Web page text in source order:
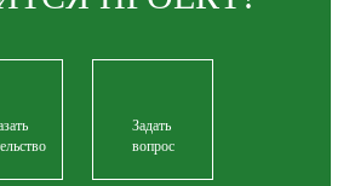
Задать
вопрос